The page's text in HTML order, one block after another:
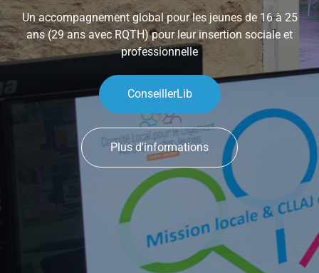
Un accompagnement global pour les jeunes de 16 à 25
ans (29 ans avec RQTH) pour leur insertion sociale et
professionnelle
ConseillerLib
Plus d'informations